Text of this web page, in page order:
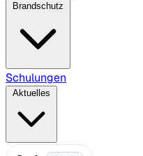
Brandschutz
Schulungen
Aktuelles